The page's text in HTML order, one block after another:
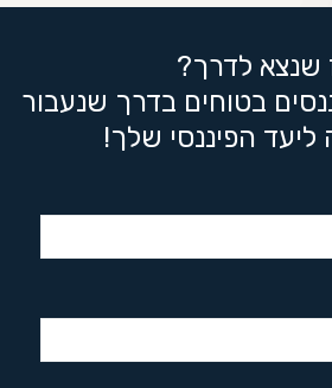
שנצא לדרך?
בטוחים בדרך שנעבור
הפיננסי שלך!